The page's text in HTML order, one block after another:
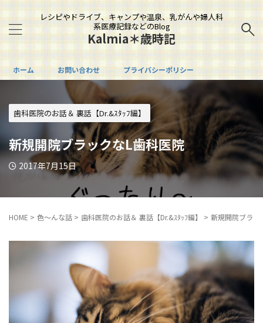
レシピやドライブ、キャンプや温泉、乳がんや婦人科
系医療記録などのBlog
Kalmia＊歳時記
ホーム お問い合わせ プライバシーポリシー
歯科医院のお話＆ 裏話【Dr.&ｽﾀｯﾌ編】
新規開院ブラックなL歯科医院
2017年7月15日
HOME > 色～んな話 > 歯科医院のお話＆ 裏話【Dr.&ｽﾀｯﾌ編】 > 新規開院ブラッ